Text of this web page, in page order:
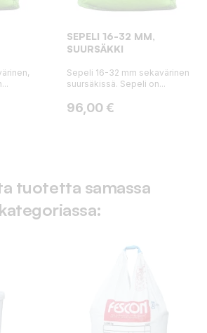
SEPELI 16-32 MM,
SUURSÄKKI
Sepeli 16-32 mm sekavärinen
suursäkissä. Sepeli on...
Hinta
96,00 €
tuotetta samassa
kategoriassa: